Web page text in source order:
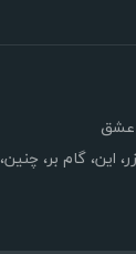
عشق
این، گام بر، چنین،